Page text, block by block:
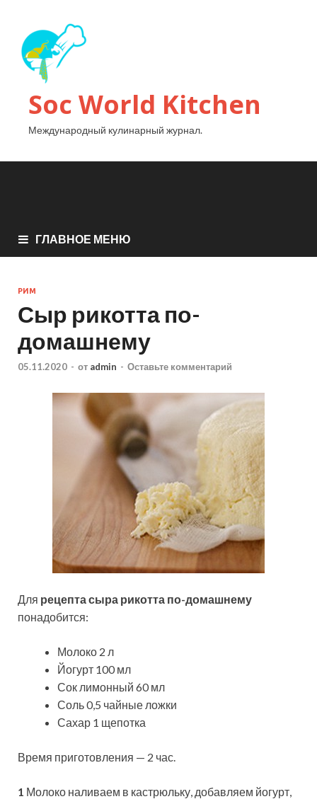
Soc World Kitchen
Международный кулинарный журнал.
ГЛАВНОЕ МЕНЮ
РИМ
Сыр рикотта по-
домашнему
05.11.2020 - от admin - Оставьте комментарий
Для рецепта сыра рикотта по-домашнему
понадобится:
Молоко 2 л
Йогурт 100 мл
Сок лимонный 60 мл
Соль 0,5 чайные ложки
Сахар 1 щепотка
Время приготовления — 2 час.
1 Молоко наливаем в кастрюльку, добавляем йогурт,